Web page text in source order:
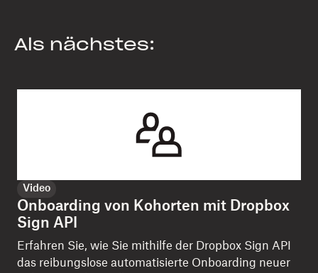
Als nächstes:
Video
Onboarding von Kohorten mit Dropbox
Sign API
Erfahren Sie, wie Sie mithilfe der Dropbox Sign API
das reibungslose automatisierte Onboarding neuer